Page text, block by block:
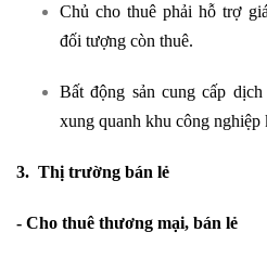
Chủ cho thuê phải hỗ trợ
đối tượng còn thuê.
Bất động sản cung cấp
xung quanh khu công nghiệp
3. Thị trường bán lẻ
- Cho thuê thương mại, bán lẻ